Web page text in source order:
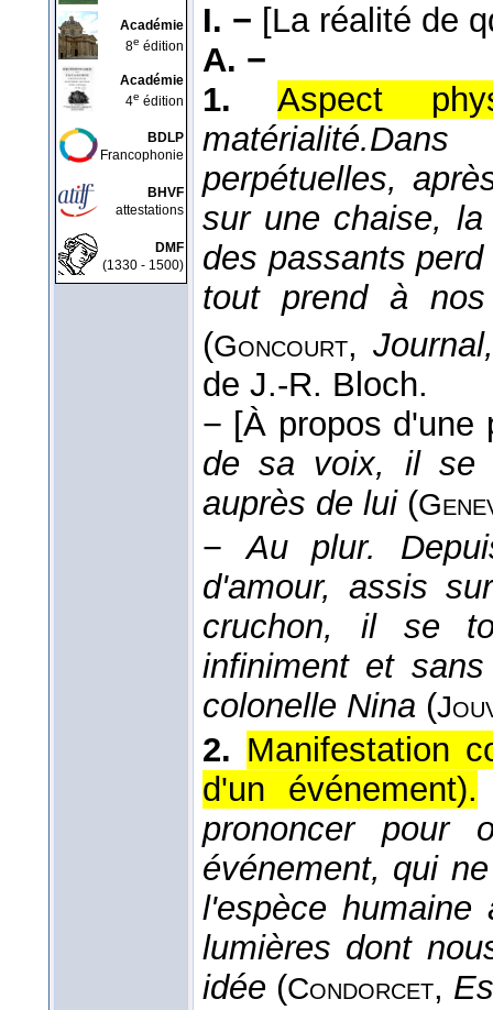
Académie
8e édition
Académie
4e édition
BDLP
Francophonie
BHVF
attestations
DMF
(1330 - 1500)
I. − [La réalité de
A. −
1.
Aspect
matérialité.
perpétuelles,
sur une chaise,
des passants
tout prend à
(Goncourt, Journal,
de J.-R. Bloch.
− [À propos d'une
de sa voix, il se
auprès de lui(
−Au plur.
d'amour, assis
cruchon, il se
infiniment et
colonelle Nina (
2. Manifestation
d'un événement).
prononcer pour
événement, qui
l'espèce humaine
lumières dont
idée (Condorcet,